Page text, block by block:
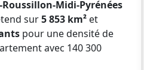
Midi-Pyrénées
sur5 853 km² et
pour une densité de
avec 140 300